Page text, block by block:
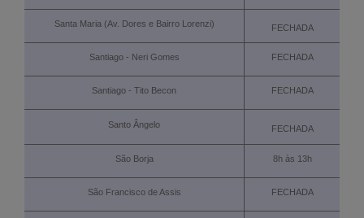
Santa Maria (Av. Dores e Bairro Lorenzi) FECHADA
Santiago - Neri Gomes FECHADA
Santiago - Tito Becon FECHADA
Santo Ângelo FECHADA
São Borja 8h às 13h
São Francisco de Assis FECHADA